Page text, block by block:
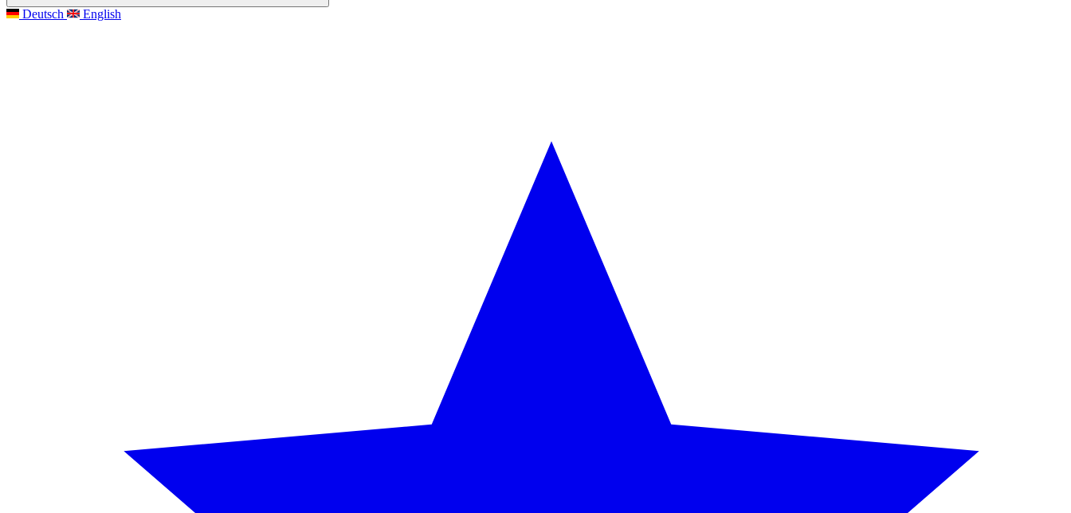
Deutsch English